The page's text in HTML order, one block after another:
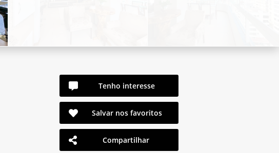
Tenho interesse
Salvar nos favoritos
Compartilhar